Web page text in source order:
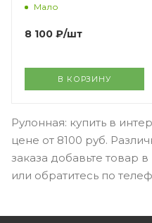
Мало
8 100 ₽/шт
В КОРЗИНУ
Рулонная: купить в
цене от 8100 руб.
заказа добавьте товар
или обратитесь по